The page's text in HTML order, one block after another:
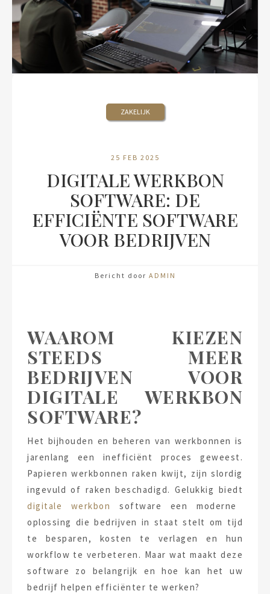
ZAKELIJK
25 FEB 2025
DIGITALE WERKBON
SOFTWARE: DE
EFFICIËNTE SOFTWARE
VOOR BEDRIJVEN
Bericht door ADMIN
WAAROM KIEZEN
STEEDS MEER
BEDRIJVEN VOOR
DIGITALE WERKBON
SOFTWARE?
Het bijhouden en beheren van werkbonnen is
jarenlang een inefficiënt proces geweest.
Papieren werkbonnen raken kwijt, zijn slordig
ingevuld of raken beschadigd. Gelukkig biedt
digitale werkbon
software een moderne
oplossing die bedrijven in staat stelt om tijd
te besparen, kosten te verlagen en hun
workflow te verbeteren. Maar wat maakt deze
software zo belangrijk en hoe kan het uw
bedrijf helpen efficiënter te werken?